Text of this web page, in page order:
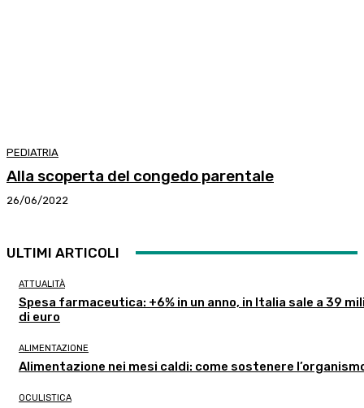
PEDIATRIA
Alla scoperta del congedo parentale
26/06/2022
ULTIMI ARTICOLI
ATTUALITÀ
Spesa farmaceutica: +6% in un anno, in Italia sale a 39
di euro
ALIMENTAZIONE
Alimentazione nei mesi caldi: come sostenere
OCULISTICA